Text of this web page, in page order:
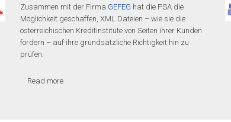
Zusammen mit der Firma GEFEG hat die PSA die
Möglichkeit geschaffen, XML Dateien – wie sie die
österreichischen Kreditinstitute von Seiten ihrer Kunden
fordern – auf ihre grundsätzliche Richtigkeit hin zu
prüfen.
Read more